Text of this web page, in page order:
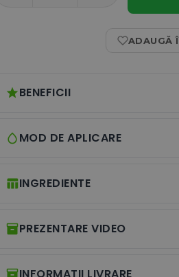
ADAUGĂ
BENEFICII
MOD DE APLICARE
INGREDIENTE
PREZENTARE VIDEO
INFORMATII LIVRARE